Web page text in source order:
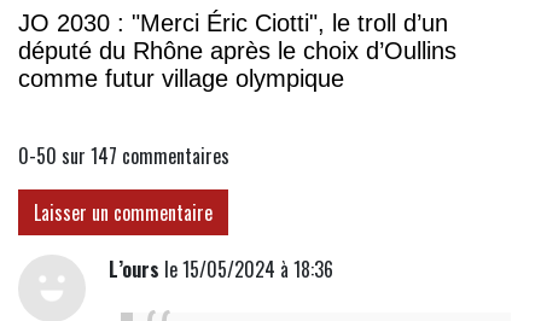
JO 2030 : "Merci Éric Ciotti", le troll d’un
député du Rhône après le choix d’Oullins
comme futur village olympique
0-50 sur 147 commentaires
Laisser un commentaire
L’ours le 15/05/2024 à 18:36